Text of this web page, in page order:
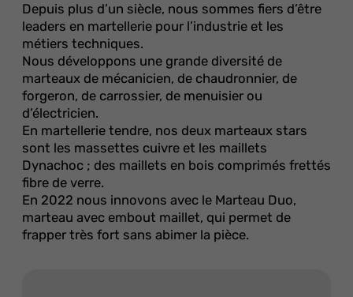
Depuis plus d’un siècle, nous sommes fiers d’être
leaders en martellerie pour l’industrie et les
métiers techniques.
Nous développons une grande diversité de
marteaux de mécanicien, de chaudronnier, de
forgeron, de carrossier, de menuisier ou
d’électricien.
En martellerie tendre, nos deux marteaux stars
sont les massettes cuivre et les maillets
Dynachoc ; des maillets en bois comprimés frettés
fibre de verre.
En 2022 nous innovons avec le Marteau Duo,
marteau avec embout maillet, qui permet de
frapper très fort sans abimer la pièce.